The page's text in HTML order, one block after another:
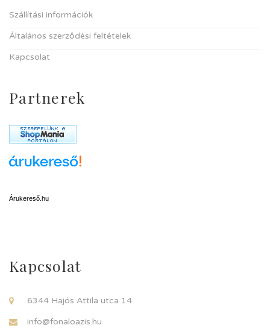
Szállítási információk
Általános szerződési feltételek
Kapcsolat
Partnerek
Árukereső.hu
Kapcsolat
6344 Hajós Attila utca 14
info@fonaloazis.hu